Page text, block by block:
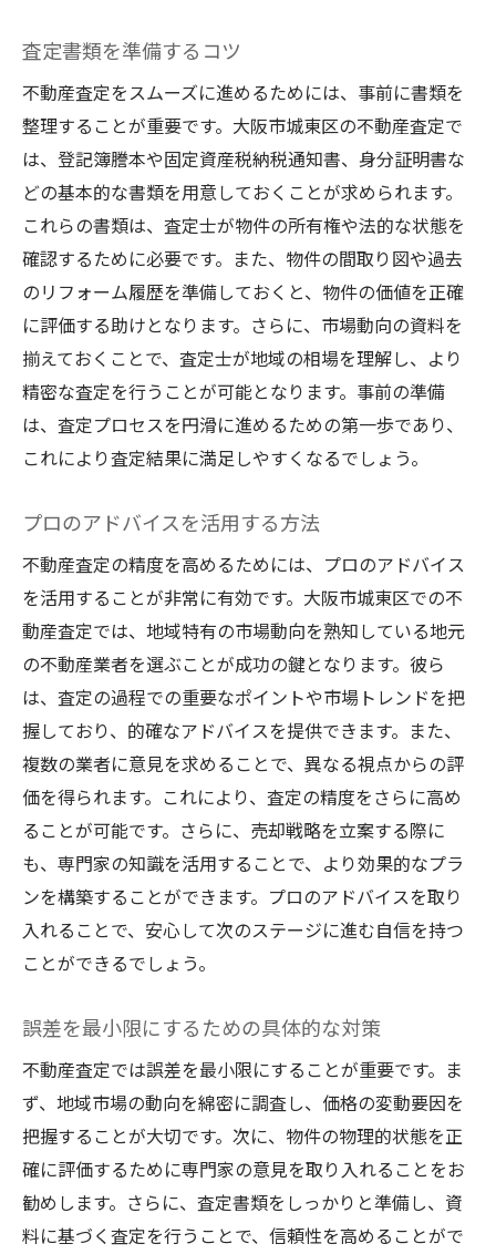
査定書類を準備するコツ
不動産査定をスムーズに進めるためには、事前に書類を
整理することが重要です。大阪市城東区の不動産査定で
は、登記簿謄本や固定資産税納税通知書、身分証明書な
どの基本的な書類を用意しておくことが求められます。
これらの書類は、査定士が物件の所有権や法的な状態を
確認するために必要です。また、物件の間取り図や過去
のリフォーム履歴を準備しておくと、物件の価値を正確
に評価する助けとなります。さらに、市場動向の資料を
揃えておくことで、査定士が地域の相場を理解し、より
精密な査定を行うことが可能となります。事前の準備
は、査定プロセスを円滑に進めるための第一歩であり、
これにより査定結果に満足しやすくなるでしょう。
プロのアドバイスを活用する方法
不動産査定の精度を高めるためには、プロのアドバイス
を活用することが非常に有効です。大阪市城東区での不
動産査定では、地域特有の市場動向を熟知している地元
の不動産業者を選ぶことが成功の鍵となります。彼ら
は、査定の過程での重要なポイントや市場トレンドを把
握しており、的確なアドバイスを提供できます。また、
複数の業者に意見を求めることで、異なる視点からの評
価を得られます。これにより、査定の精度をさらに高め
ることが可能です。さらに、売却戦略を立案する際に
も、専門家の知識を活用することで、より効果的なプラ
ンを構築することができます。プロのアドバイスを取り
入れることで、安心して次のステージに進む自信を持つ
ことができるでしょう。
誤差を最小限にするための具体的な対策
不動産査定では誤差を最小限にすることが重要です。ま
ず、地域市場の動向を綿密に調査し、価格の変動要因を
把握することが大切です。次に、物件の物理的状態を正
確に評価するために専門家の意見を取り入れることをお
勧めします。さらに、査定書類をしっかりと準備し、資
料に基づく査定を行うことで、信頼性を高めることがで